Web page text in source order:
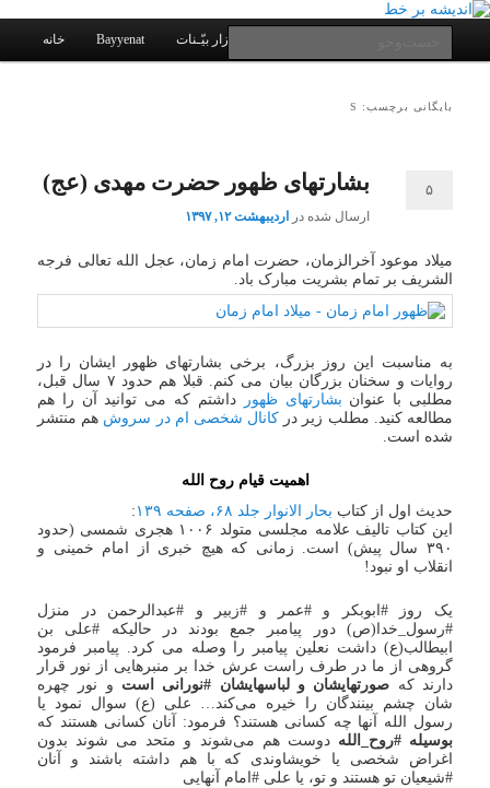
پرش
اصلی
پرش
ثانویه
اندیشه بر خط
یادداشتهای یک معلم در باب زندگی، اخلاق، اخبار، علم و سیاست
فهرست
خانه Bayyenat نرم افزار بیّـنات
بایگانی برچسب: S
بشارتهای ظهور حضرت مهدی (عج)
ارسال شده در اردیبهشت ۱۲, ۱۳۹۷
۵
میلاد موعود آخرالزمان، حضرت امام زمان، عجل الله تعالی فرجه
الشریف بر تمام بشریت مبارک باد.
به مناسبت این روز بزرگ، برخی بشارتهای ظهور ایشان را در
روایات و سخنان بزرگان بیان می کنم. قبلا هم حدود ۷ سال قبل،
مطلبی با عنوان بشارتهای ظهور
داشتم که می توانید آن را هم
مطالعه کنید. مطلب زیر در کانال شخصی ام در سروش هم منتشر
شده است.
اهمیت قیام روح الله
حدیث اول از کتاب بحار الانوار جلد ۶۸، صفحه ۱۳۹
:
این کتاب تالیف علامه مجلسی متولد ۱۰۰۶ هجری شمسی (حدود
۳۹۰ سال پیش) است. زمانی که هیچ خبری از امام خمینی و
انقلاب او نبود!
یک روز #ابوبکر و #عمر و #زبیر و #عبدالرحمن در منزل
#رسول_خدا(ص) دور پیامبر جمع بودند در حالیکه #علی بن
ابیطالب(ع) داشت نعلین پیامبر را وصله می کرد. پیامبر فرمود
گروهی از ما در طرف راست عرش خدا بر منبرهایی از نور قرار
دارند که صورتهایشان و لباسهایشان #نورانی است و نور چهره
شان چشم بینندگان را خیره می‌کند… علی (ع) سوال نمود یا
رسول الله آنها چه کسانی هستند؟ فرمود: آنان کسانی هستند که
بوسیله #روح_الله دوست هم می‌شوند و متحد می شوند بدون
اغراض شخصی یا خویشاوندی که با هم داشته باشند و آنان
#شیعیان تو هستند و تو، یا علی #امام آنهایی